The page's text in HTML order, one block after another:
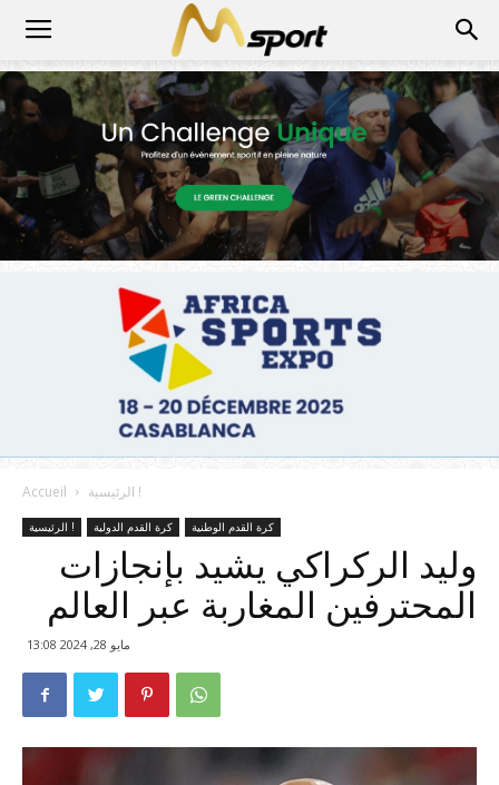
Accueil الرئيسية !
الرئيسية ! كرة القدم الدولية كرة القدم الوطنية
وليد الركراكي يشيد بإنجازات
المحترفين المغاربة عبر العالم
مايو 28, 2024 13:08